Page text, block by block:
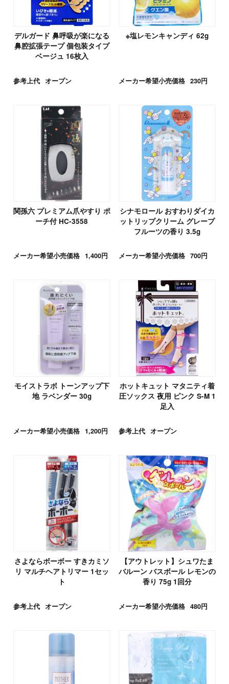
デルガード 鼻呼吸が楽になる
鼻腔拡張テープ 個包装タイプ
ベージュ 16枚入
参考上代 オープン
※塩レモンキャンディ 62g
メーカー希望小売価格 230円
関孫六 プレミアム爪やすり ポ
ーチ付 HC-3558
メーカー希望小売価格 1,400円
シナモロール おすわりダイカ
ットリップクリーム グレープ
フルーツの香り 3.5g
メーカー希望小売価格 700円
モイストラボ トーンアップ下
地 ラベンダー 30g
メーカー希望小売価格 1,200円
ホットキュット マタニティ着
圧ソックス 夜用 ピンク S-M 1
足入
参考上代 オープン
さよならボーボー すきカミソ
リ マルチヘアトリマー 1セッ
ト
参考上代 オープン
【アウトレット】シュワたま
バルーン バスボール レモンの
香り 75g 1回分
メーカー希望小売価格 480円